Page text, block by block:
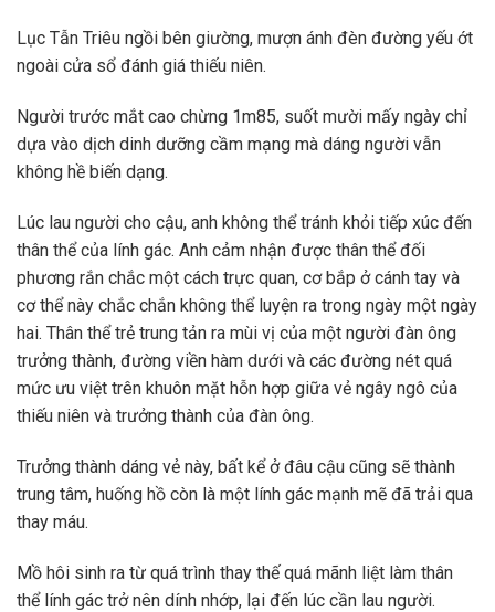
Lục Tẫn Triêu ngồi bên giường, mượn ánh đèn đường yếu ớt
ngoài cửa sổ đánh giá thiếu niên.
Người trước mắt cao chừng 1m85, suốt mười mấy ngày chỉ
dựa vào dịch dinh dưỡng cầm mạng mà dáng người vẫn
không hề biến dạng.
Lúc lau người cho cậu, anh không thể tránh khỏi tiếp xúc đến
thân thể của lính gác. Anh cảm nhận được thân thể đối
phương rắn chắc một cách trực quan, cơ bắp ở cánh tay và
cơ thể này chắc chắn không thể luyện ra trong ngày một ngày
hai. Thân thể trẻ trung tản ra mùi vị của một người đàn ông
trưởng thành, đường viền hàm dưới và các đường nét quá
mức ưu việt trên khuôn mặt hỗn hợp giữa vẻ ngây ngô của
thiếu niên và trưởng thành của đàn ông.
Trưởng thành dáng vẻ này, bất kể ở đâu cậu cũng sẽ thành
trung tâm, huống hồ còn là một lính gác mạnh mẽ đã trải qua
thay máu.
Mồ hôi sinh ra từ quá trình thay thế quá mãnh liệt làm thân
thể lính gác trở nên dính nhớp, lại đến lúc cần lau người.